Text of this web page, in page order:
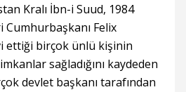
Kralı İbn-i Suud, 1984
Cumhurbaşkanı Felix
ettiği birçok ünlü kişinin
sağladığını kaydeden
devlet başkanı tarafından